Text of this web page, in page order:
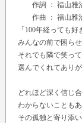
作詞 ： 福山雅
作曲 ： 福山雅
「100年経っても好
みんなの前で困らせ
それでも隣で笑っ
選んでくれてありが
どれほど深く信じ
わからないことも
その孤独と寄り添